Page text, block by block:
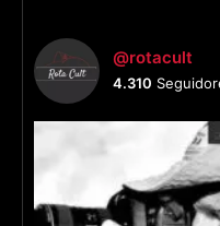
@rotacult
4.310